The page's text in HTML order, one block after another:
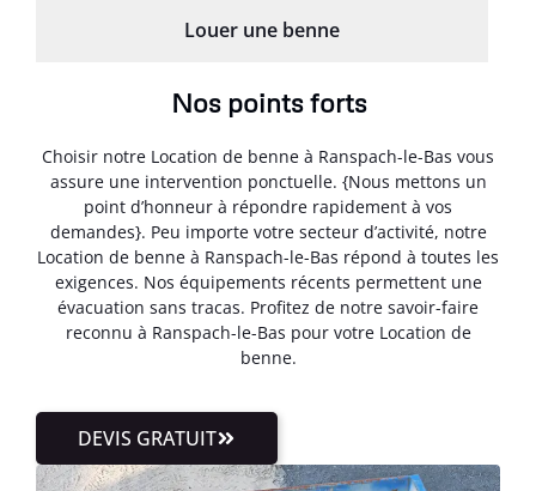
Louer une benne
Nos points forts
Choisir notre Location de benne à Ranspach-le-Bas vous
assure une intervention ponctuelle. {Nous mettons un
point d’honneur à répondre rapidement à vos
demandes}. Peu importe votre secteur d’activité, notre
Location de benne à Ranspach-le-Bas répond à toutes les
exigences. Nos équipements récents permettent une
évacuation sans tracas. Profitez de notre savoir-faire
reconnu à Ranspach-le-Bas pour votre Location de
benne.
DEVIS GRATUIT